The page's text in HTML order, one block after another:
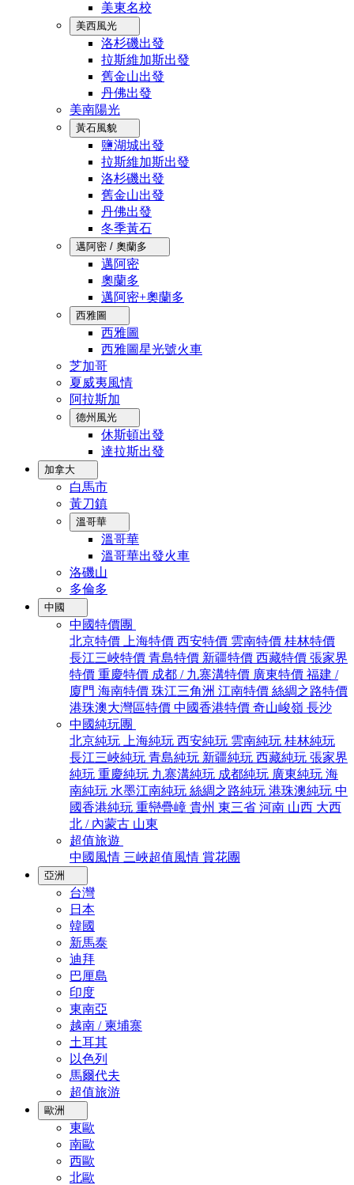
美東名校
美西風光
洛杉磯出發
拉斯維加斯出發
舊金山出發
丹佛出發
美南陽光
黃石風貌
鹽湖城出發
拉斯維加斯出發
洛杉磯出發
舊金山出發
丹佛出發
冬季黃石
邁阿密 / 奧蘭多
邁阿密
奧蘭多
邁阿密+奧蘭多
西雅圖
西雅圖
西雅圖星光號火車
芝加哥
夏威夷風情
阿拉斯加
德州風光
休斯頓出發
達拉斯出發
加拿大
白馬市
黃刀鎮
溫哥華
溫哥華
溫哥華出發火車
洛磯山
多倫多
中國
中國特價團
北京特價
上海特價 西安特價 雲南特價 桂林特價
長江三峽特價 青島特價 新疆特價 西藏特價 張家界
特價 重慶特價 成都 / 九寨溝特價 廣東特價 福建 /
廈門 海南特價 珠江三角洲 江南特價 絲綢之路特價
港珠澳大灣區特價 中國香港特價 奇山峻嶺 長沙
中國純玩團
北京純玩
上海純玩 西安純玩 雲南純玩 桂林純玩
長江三峽純玩 青島純玩 新疆純玩 西藏純玩 張家界
純玩 重慶純玩 九寨溝純玩 成都純玩 廣東純玩 海
南純玩 水墨江南純玩 絲綢之路純玩 港珠澳純玩 中
國香港純玩 重巒疊嶂 貴州 東三省 河南 山西 大西
北 / 內蒙古 山東
超值旅遊
中國風情 三峽超值風情 賞花團
亞洲
台灣
日本
韓國
新馬泰
迪拜
巴厘島
印度
東南亞
越南 / 柬埔寨
土耳其
以色列
馬爾代夫
超值旅游
歐洲
東歐
南歐
西歐
北歐